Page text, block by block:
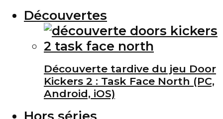
Découvertes
Découverte tardive du jeu Door
Kickers 2 : Task Face North (PC,
Android, iOS)
Hors séries